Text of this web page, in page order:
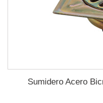
Sumidero Acero